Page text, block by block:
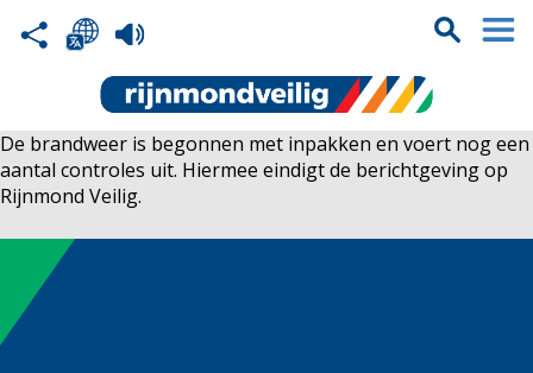
De brandweer is begonnen met inpakken en voert nog een
aantal controles uit. Hiermee eindigt de berichtgeving op
Rijnmond Veilig.